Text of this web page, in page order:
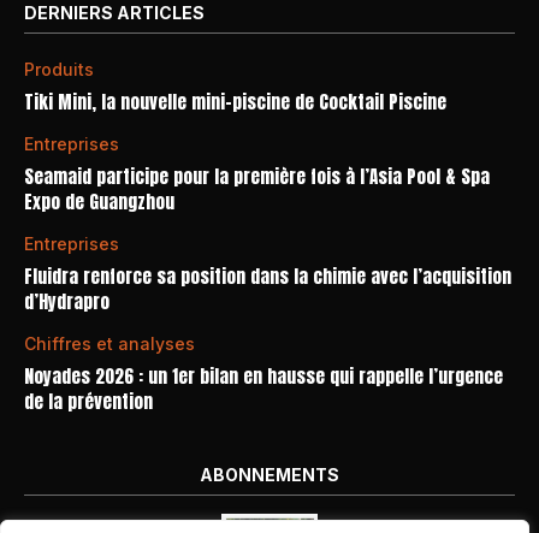
DERNIERS ARTICLES
Produits
Tiki Mini, la nouvelle mini-piscine de Cocktail Piscine
Entreprises
Seamaid participe pour la première fois à l’Asia Pool & Spa
Expo de Guangzhou
Entreprises
Fluidra renforce sa position dans la chimie avec l’acquisition
d’Hydrapro
Chiffres et analyses
Noyades 2026 : un 1er bilan en hausse qui rappelle l’urgence
de la prévention
ABONNEMENTS